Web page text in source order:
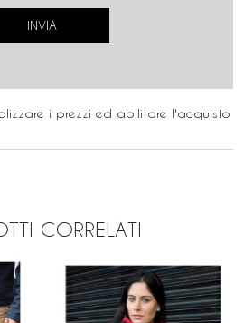
i prezzi ed abilitare l'acquisto
CORRELATI